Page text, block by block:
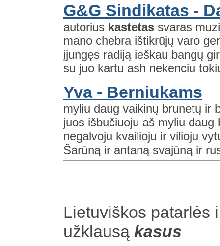
G&G Sindikatas -
autorius kastetas svaras
mano chebra ištikrūjų varo
įjungęs radiją ieškau bangų
su juo kartu ash nekenciu
Yva - Berniukams
myliu daug vaikinų brunetų ir
juos išbučiuoju aš myliu
negalvoju kvailioju ir vilioju
Šarūną ir antaną svajūną ir
Lietuviškos patarlės
užklausą kasus